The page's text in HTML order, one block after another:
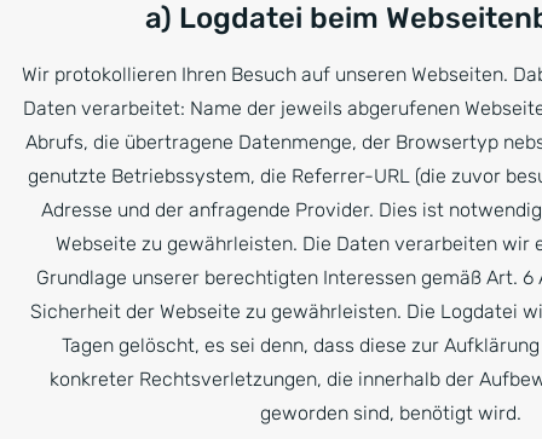
a) Logdatei beim
Wir protokollieren Ihren Besuch auf unseren Webseiten.
Daten verarbeitet: Name der jeweils abgerufenen
Abrufs, die übertragene Datenmenge, der Browsertyp
genutzte Betriebssystem, die Referrer-URL (die zuvor
Adresse und der anfragende Provider. Dies ist
Webseite zu gewährleisten. Die Daten verarbeiten wir
Grundlage unserer berechtigten Interessen gemäß Art. 6
Sicherheit der Webseite zu gewährleisten. Die Logdatei
Tagen gelöscht, es sei denn, dass diese zur
konkreter Rechtsverletzungen, die innerhalb der
geworden sind, benötigt wird.